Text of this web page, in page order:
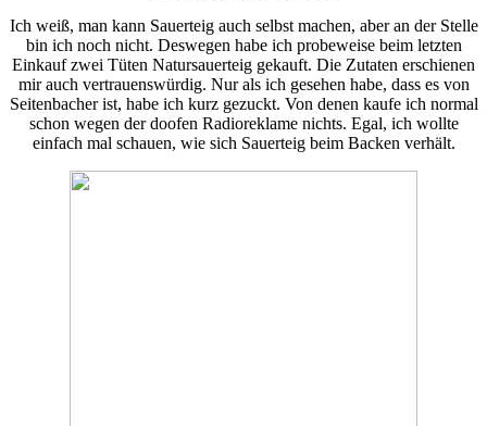
Ich weiß, man kann Sauerteig auch selbst machen, aber an der Stelle
bin ich noch nicht. Deswegen habe ich probeweise beim letzten
Einkauf zwei Tüten Natursauerteig gekauft. Die Zutaten erschienen
mir auch vertrauenswürdig. Nur als ich gesehen habe, dass es von
Seitenbacher ist, habe ich kurz gezuckt. Von denen kaufe ich normal
schon wegen der doofen Radioreklame nichts. Egal, ich wollte
einfach mal schauen, wie sich Sauerteig beim Backen verhält.